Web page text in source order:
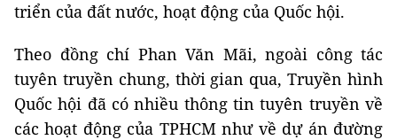
triển của đất nước, hoạt động của Quốc hội.
Theo đồng chí Phan Văn Mãi, ngoài công tác
tuyên truyền chung, thời gian qua, Truyền hình
Quốc hội đã có nhiều thông tin tuyên truyền về
các hoạt động của TPHCM như về dự án đường